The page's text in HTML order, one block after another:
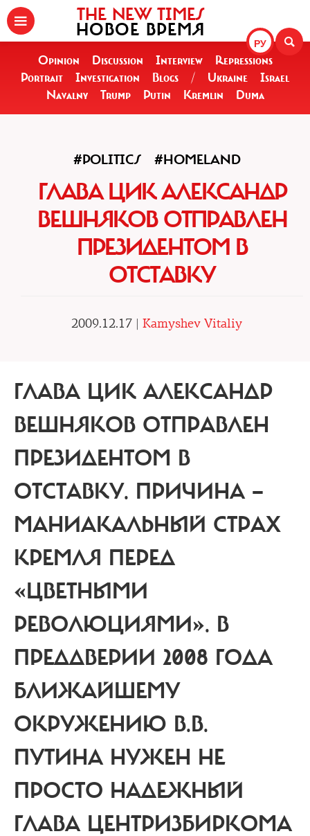
РУ
THE NEW TIMES
НОВОЕ ВРЕМЯ
Opinion Discussion Interview
Repressions
Portrait
Investigation Blogs / Ukraine
Israel
Navalny
Trump Putin Kremlin Duma
#POLITICS #HOMELAND
ГЛАВА ЦИК АЛЕКСАНДР
ВЕШНЯКОВ ОТПРАВЛЕН
ПРЕЗИДЕНТОМ В
ОТСТАВКУ
2009.12.17 | Kamyshev Vitaliy
ГЛАВА ЦИК АЛЕКСАНДР
ВЕШНЯКОВ ОТПРАВЛЕН
ПРЕЗИДЕНТОМ В
ОТСТАВКУ. ПРИЧИНА —
МАНИАКАЛЬНЫЙ СТРАХ
КРЕМЛЯ ПЕРЕД
«ЦВЕТНЫМИ
РЕВОЛЮЦИЯМИ». В
ПРЕДДВЕРИИ 2008 ГОДА
БЛИЖАЙШЕМУ
ОКРУЖЕНИЮ В.В.
ПУТИНА НУЖЕН НЕ
ПРОСТО НАДЕЖНЫЙ
ГЛАВА ЦЕНТРИЗБИРКОМА